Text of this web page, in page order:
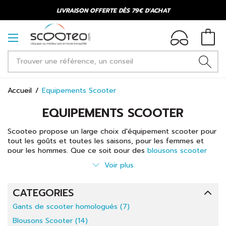
LIVRAISON OFFERTE DÈS 79€ D'ACHAT
Accueil Equipements Scooter
EQUIPEMENTS SCOOTER
Scooteo propose un large choix d'équipement scooter pour
tout les goûts et toutes les saisons, pour les femmes et
pour les hommes. Que ce soit pour des blousons scooter
hiver, été, mi-saison et femme en passant par les
homologués et desmanchons et tablier de
Les gants scooter homologués sont, depuis 2016 en France,
un équipement obligatoire pour la conduite à deux roues.
Sur Scooteo, tous nos gants sont homologués et répondent
à la norme en vigeur NF EN 13594 : 2016 (1KP).
Voir plus
CATEGORIES
Gants de scooter homologués (7)
Blousons Scooter (14)